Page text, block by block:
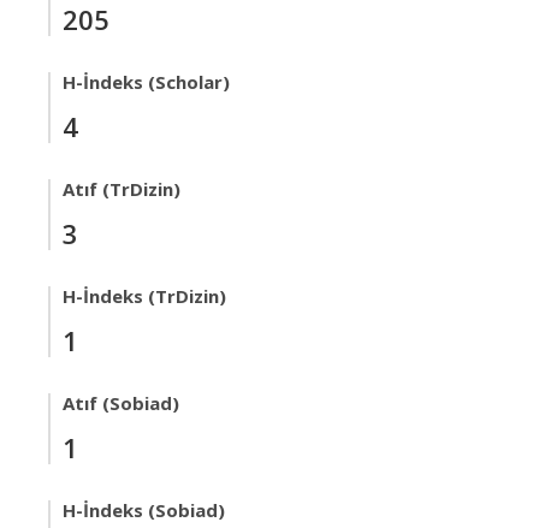
205
H-İndeks (Scholar)
4
Atıf (TrDizin)
3
H-İndeks (TrDizin)
1
Atıf (Sobiad)
1
H-İndeks (Sobiad)